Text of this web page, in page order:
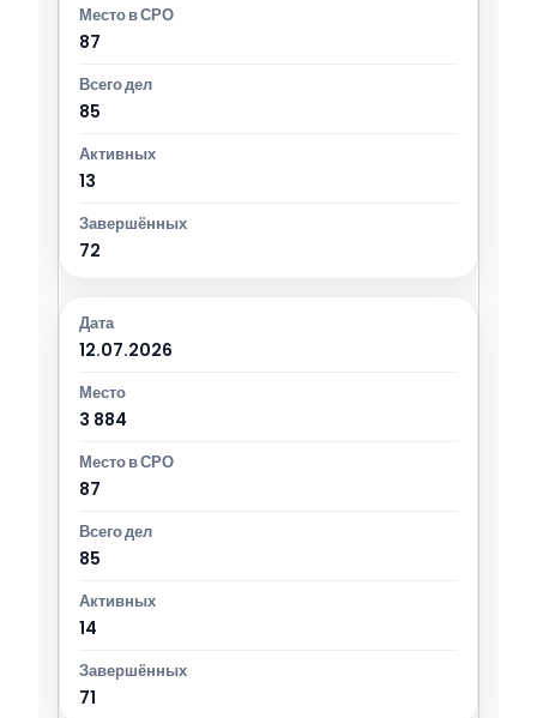
87
85
13
72
12.07.2026
3 884
87
85
14
71